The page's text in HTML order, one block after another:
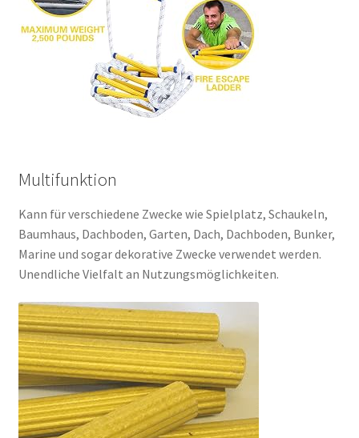
Multifunktion
Kann für verschiedene Zwecke wie Spielplatz, Schaukeln,
Baumhaus, Dachboden, Garten, Dach, Dachboden, Bunker,
Marine und sogar dekorative Zwecke verwendet werden.
Unendliche Vielfalt an Nutzungsmöglichkeiten.